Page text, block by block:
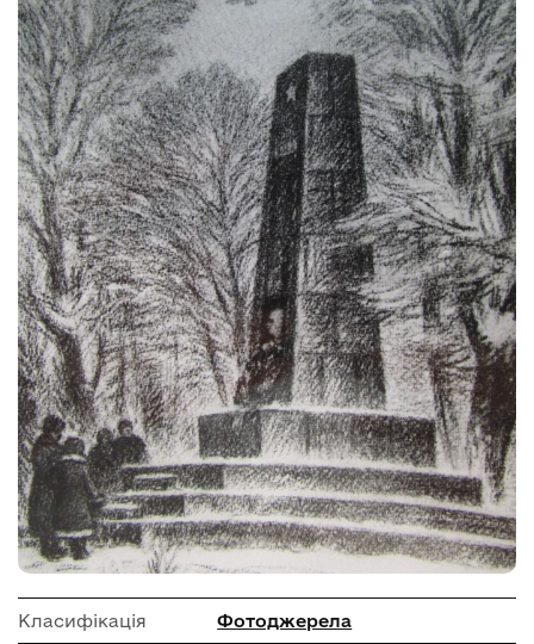
Класифікація Фотоджерела